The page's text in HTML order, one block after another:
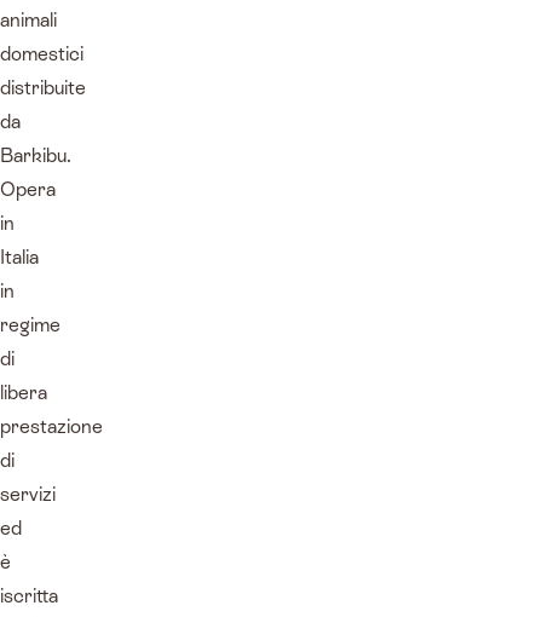
animali
domestici
distribuite
da
Barkibu.
Opera
in
Italia
in
regime
di
libera
prestazione
di
servizi
ed
è
iscritta